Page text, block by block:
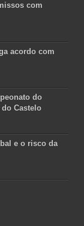
com
acordo com
do
Castelo
e o risco da